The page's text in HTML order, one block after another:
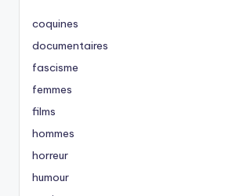
coquines
documentaires
fascisme
femmes
films
hommes
horreur
humour